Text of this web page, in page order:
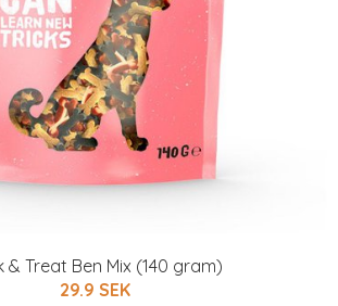
& Treat Ben Mix (140 gram)
29.9 SEK